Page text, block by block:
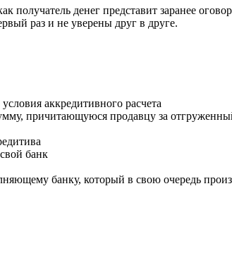
получатель денег представит заранее
раз и не уверены друг в друге.
аккредитивного расчета
причитающуюся продавцу за
банк
банку, который в свою очередь